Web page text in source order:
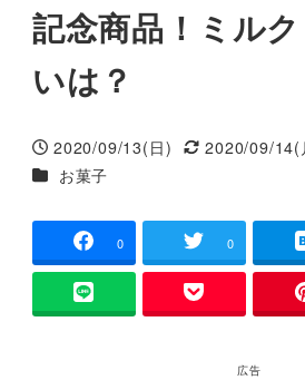
記念商品！ミル
いは？
投稿日
2020/09/13(日)
更新日
2020/09/14(
カテゴリー
お菓子
0 0
広告